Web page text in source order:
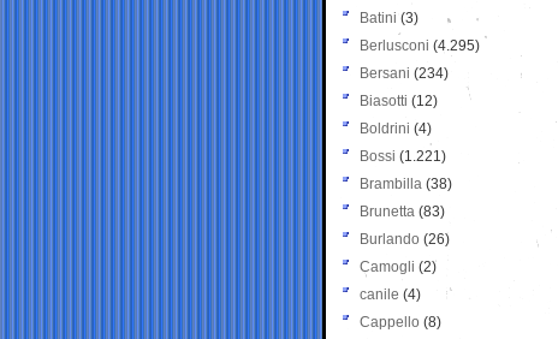
Batini (3)
Berlusconi (4.295)
Bersani (234)
Biasotti (12)
Boldrini (4)
Bossi (1.221)
Brambilla (38)
Brunetta (83)
Burlando (26)
Camogli (2)
canile (4)
Cappello (8)